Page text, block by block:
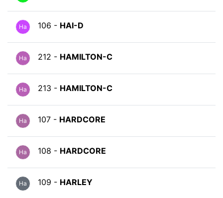
Ha 106 - HAI-D
Ha 212 - HAMILTON-C
Ha 213 - HAMILTON-C
Ha 107 - HARDCORE
Ha 108 - HARDCORE
Ha 109 - HARLEY